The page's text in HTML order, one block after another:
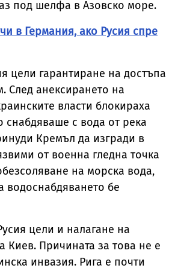
под шелфа в Азовско море.
в Германия, ако Русия спре
цели гарантиране на достъпа
След анексирането на
власти блокираха
снабдяваше с вода от река
Кремъл да изгради в
от военна гледна точка
на морска вода,
водоснабдяването бе
цели и налагане на
Киев. Причината за това не е
инвазия. Рига е почти